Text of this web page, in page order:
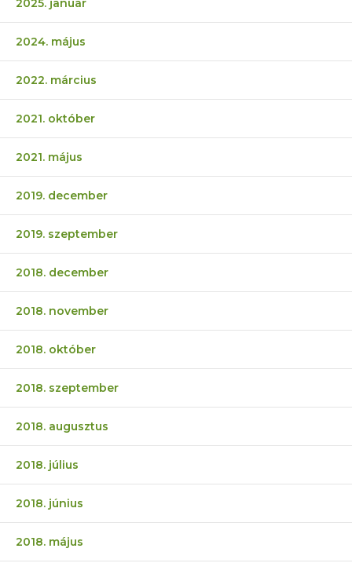
2025. január
2024. május
2022. március
2021. október
2021. május
2019. december
2019. szeptember
2018. december
2018. november
2018. október
2018. szeptember
2018. augusztus
2018. július
2018. június
2018. május